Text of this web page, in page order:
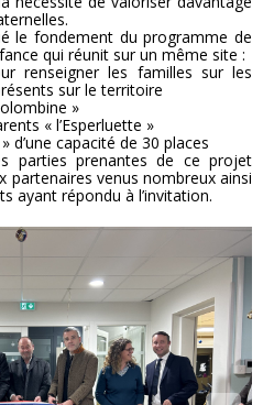
le fondement du programme de
qui réunit sur un même site :
renseigner les familles sur les
sur le territoire
»
« l’Esperluette »
d’une capacité de 30 places
parties prenantes de ce projet
partenaires venus nombreux ainsi
ayant répondu à l’invitation.